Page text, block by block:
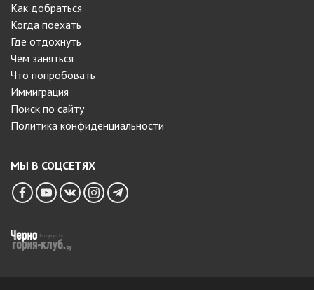
Как добраться
Когда поехать
Где отдохнуть
Чем заняться
Что попробовать
Иммиграция
Поиск по сайту
Политика конфиденциальности
МЫ В СОЦСЕТЯХ